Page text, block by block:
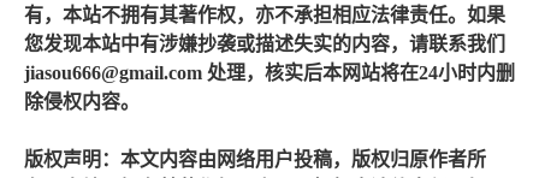
有，本站不拥有其著作权，亦不承担相应法律责任。如果
您发现本站中有涉嫌抄袭或描述失实的内容，请联系我们
jiasou666@gmail.com 处理，核实后本网站将在24小时内删
除侵权内容。
版权声明：本文内容由网络用户投稿，版权归原作者所